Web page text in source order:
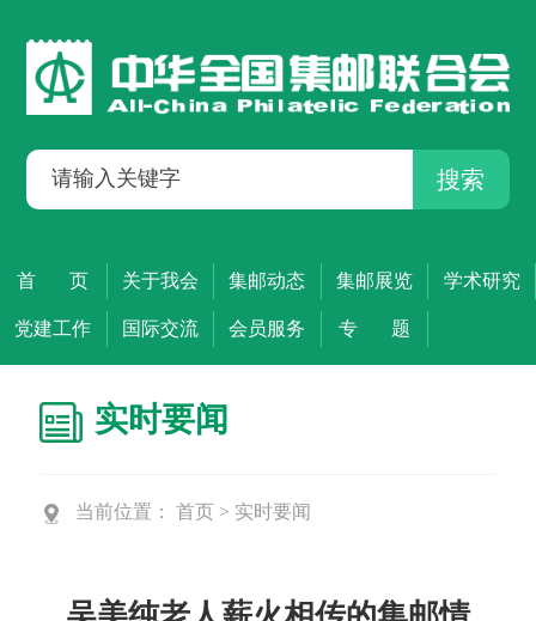
搜索
首 页 关于我会 集邮动态 集邮展览 学术研究
党建工作 国际交流 会员服务 专 题
实时要闻
当前位置： 首页 > 实时要闻